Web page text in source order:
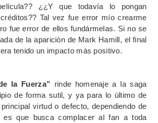
¿¿Y que todavía lo pongan
Tal vez fue error mío crearme
fue error de ellos fundármelas. Si no se
de la aparición de Mark Hamill, el final
tenido un impacto más positivo.
la Fuerza” rinde homenaje a la saga
de forma sutil, y ya para lo último de
virtud o defecto, dependiendo de
es que busca complacer al fan a toda